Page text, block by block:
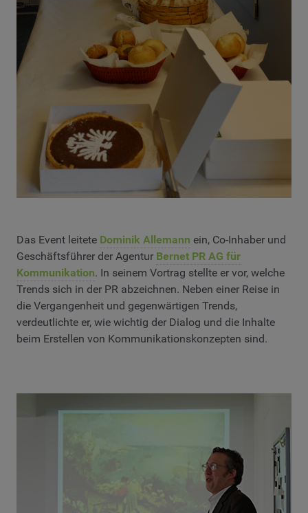
Das Event leitete Dominik Allemann ein, Co-Inhaber und
Geschäftsführer der Agentur Bernet PR AG für
Kommunikation. In seinem Vortrag stellte er vor, welche
Trends sich in der PR abzeichnen. Neben einer Reise in
die Vergangenheit und gegenwärtigen Trends,
verdeutlichte er, wie wichtig der Dialog und die Inhalte
beim Erstellen von Kommunikationskonzepten sind.